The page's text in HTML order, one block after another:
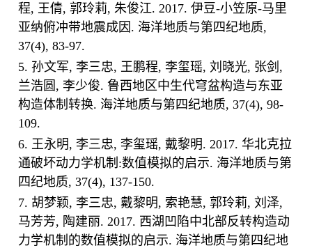
程, 王倩, 郭玲莉, 朱俊江. 2017. 伊豆-小笠原-马里
亚纳俯冲带地震成因. 海洋地质与第四纪地质,
37(4), 83-97.
5. 孙文军, 李三忠, 王鹏程, 李玺瑶, 刘晓光, 张剑,
兰浩圆, 李少俊. 鲁西地区中生代穹盆构造与东亚
构造体制转换. 海洋地质与第四纪地质, 37(4), 98-
109.
6. 王永明, 李三忠, 李玺瑶, 戴黎明. 2017. 华北克拉
通破坏动力学机制:数值模拟的启示. 海洋地质与第
四纪地质, 37(4), 137-150.
7. 胡梦颖, 李三忠, 戴黎明, 索艳慧, 郭玲莉, 刘泽,
马芳芳, 陶建丽. 2017. 西湖凹陷中北部反转构造动
力学机制的数值模拟的启示. 海洋地质与第四纪地